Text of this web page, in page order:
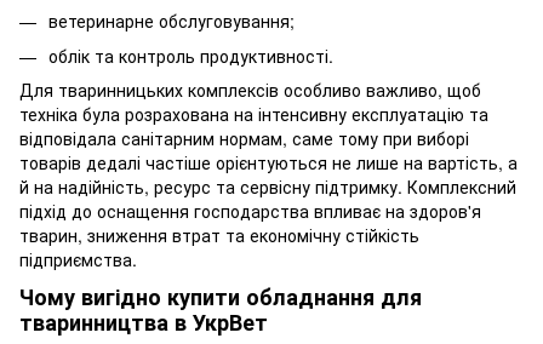
ветеринарне обслуговування;
облік та контроль продуктивності.
Для тваринницьких комплексів особливо важливо, щоб
техніка була розрахована на інтенсивну експлуатацію та
відповідала санітарним нормам, саме тому при виборі
товарів дедалі частіше орієнтуються не лише на вартість, а
й на надійність, ресурс та сервісну підтримку. Комплексний
підхід до оснащення господарства впливає на здоров'я
тварин, зниження втрат та економічну стійкість
підприємства.
Чому вигідно купити обладнання для
тваринництва в УкрВет